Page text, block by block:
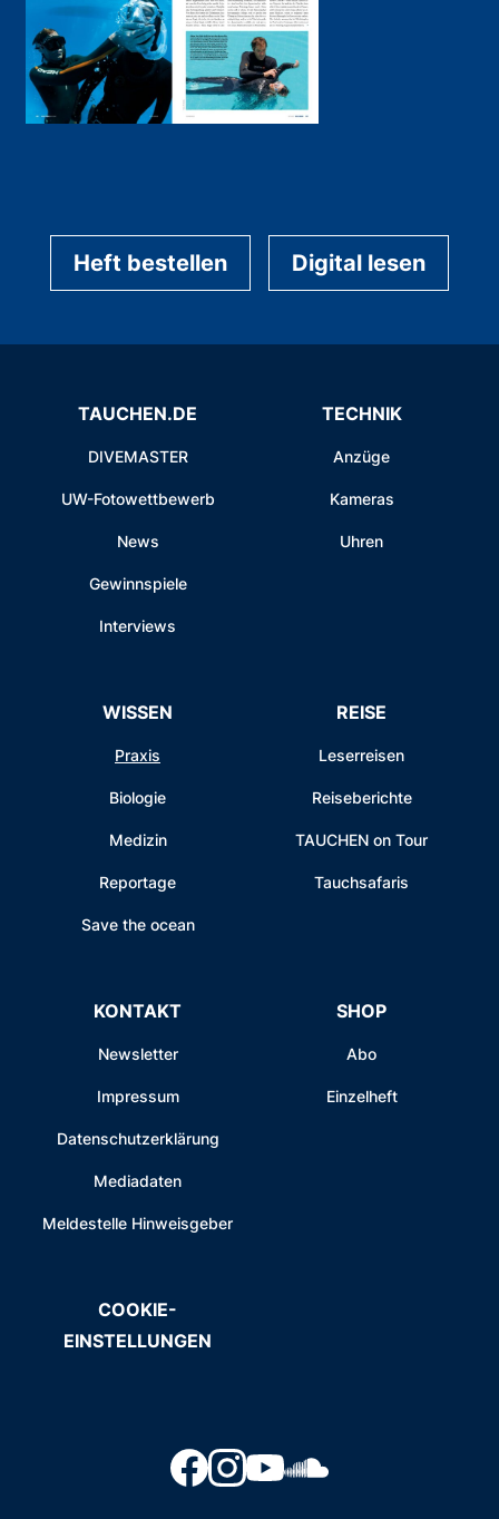
Heft bestellen Digital lesen
TAUCHEN.DE
DIVEMASTER
UW-Fotowettbewerb
News
Gewinnspiele
Interviews
TECHNIK
Anzüge
Kameras
Uhren
WISSEN
Praxis
Biologie
Medizin
Reportage
Save the ocean
REISE
Leserreisen
Reiseberichte
TAUCHEN on Tour
Tauchsafaris
KONTAKT
Newsletter
Impressum
Datenschutzerklärung
Mediadaten
Meldestelle Hinweisgeber
SHOP
Abo
Einzelheft
COOKIE-
EINSTELLUNGEN